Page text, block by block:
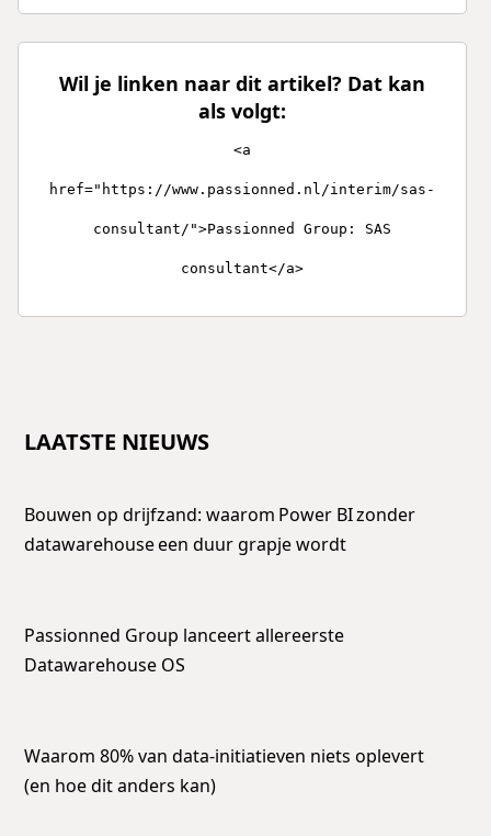
Wil je linken naar dit artikel? Dat kan
als volgt:
<a
href="https://www.passionned.nl/interim/sas-
consultant/">Passionned Group: SAS
consultant</a>
LAATSTE NIEUWS
Bouwen op drijfzand: waarom Power BI zonder
datawarehouse een duur grapje wordt
Passionned Group lanceert allereerste
Datawarehouse OS
Waarom 80% van data-initiatieven niets oplevert
(en hoe dit anders kan)